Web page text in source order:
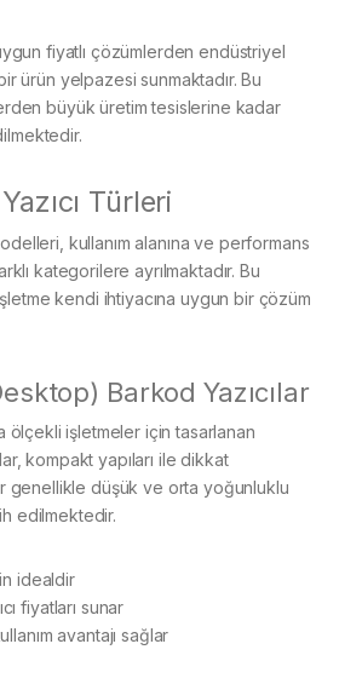
fiyatlı çözümlerden endüstriyel
ürün yelpazesi sunmaktadır. Bu
büyük üretim tesislerine kadar
Türleri
kullanım alanına ve performans
kategorilere ayrılmaktadır. Bu
kendi ihtiyacına uygun bir çözüm
Barkod Yazıcılar
işletmeler için tasarlanan
kompakt yapıları ile dikkat
genellikle düşük ve orta yoğunluklu
edilmektedir.
idealdir
fiyatları sunar
avantajı sağlar